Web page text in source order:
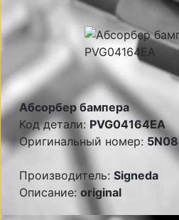
Абсорбер бампера
Код детали: PVG04164EA
Оригинальный номер:
Производитель: Signeda
Описание: original